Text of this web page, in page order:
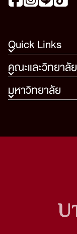
Quick Links
คณะและวิทยาลัย
มหาวิทยาลัย